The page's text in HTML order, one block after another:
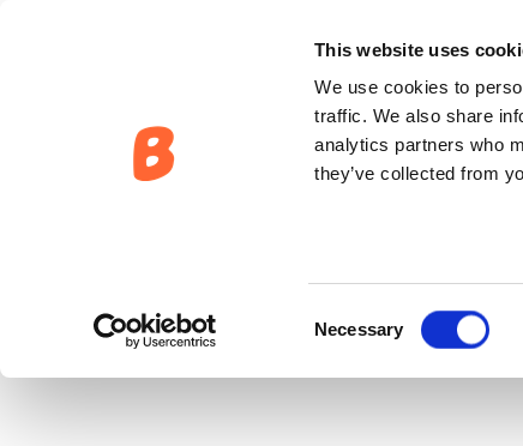
This website uses
We use cookies to
traffic. We also share
analytics partners who
they’ve collected from
Necessary